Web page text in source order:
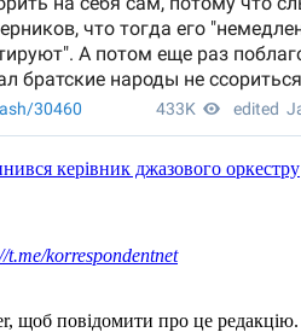
керівник джазового оркестру
t.me/korrespondentnet
щоб повідомити про це редакцію.